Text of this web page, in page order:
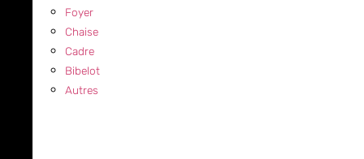
Foyer
Chaise
Cadre
Bibelot
Autres